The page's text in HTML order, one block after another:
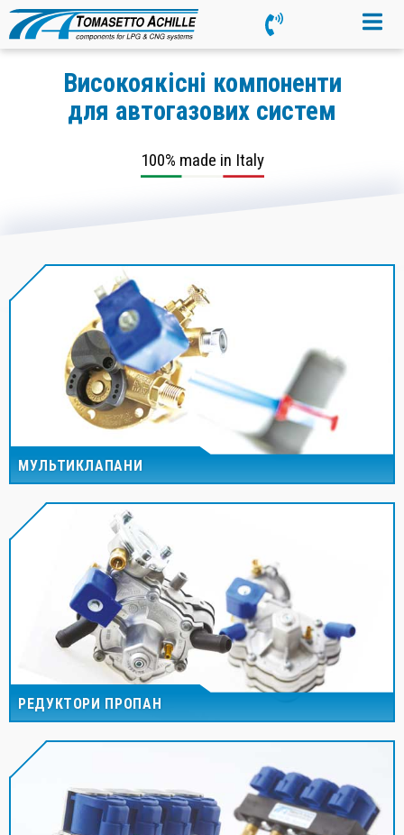
Високоякісні компоненти
для автогазових систем
100% made in Italy
МУЛЬТИКЛАПАНИ
РЕДУКТОРИ ПРОПАН